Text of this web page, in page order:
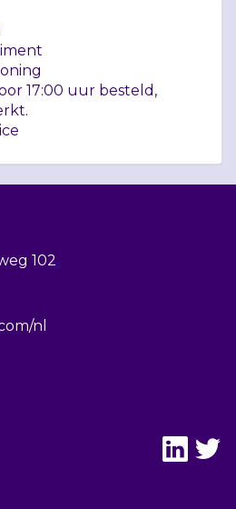
17:00 uur besteld,
102
nl